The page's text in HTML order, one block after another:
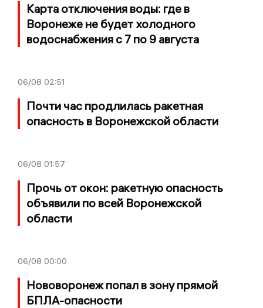
Карта отключения воды: где в
Воронеже не будет холодного
водоснабжения с 7 по 9 августа
06/08 02:51
Почти час продлилась ракетная
опасность в Воронежской области
06/08 01:57
Прочь от окон: ракетную опасность
объявили по всей Воронежской
области
06/08 00:00
Нововоронеж попал в зону прямой
БПЛА-опасности